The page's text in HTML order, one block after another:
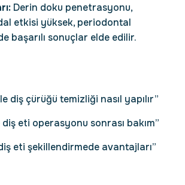
Derin doku penetrasyonu,
etkisi yüksek, periodontal
başarılı sonuçlar elde edilir.
diş çürüğü temizliği nasıl yapılır”
eti operasyonu sonrası bakım”
eti şekillendirmede avantajları”